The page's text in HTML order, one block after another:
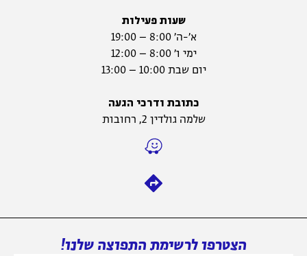
שעות פעילות
א׳-ה׳ 8:00 – 19:00
ימי ו׳ 8:00 – 12:00
יום שבת 10:00 – 13:00
כתובת ודרכי הגעה
שלמה גולדין 2, רחובות
הצטרפו לרשימת התפוצה שלנו!